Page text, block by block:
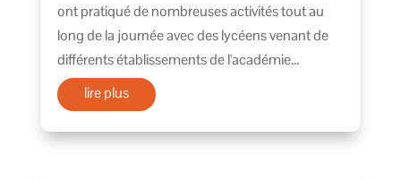
ont pratiqué de nombreuses activités tout au
long de la journée avec des lycéens venant de
différents établissements de l'académie...
lire plus